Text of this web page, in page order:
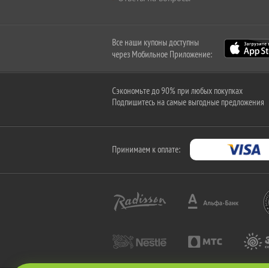
Все наши купоны доступны
через Мобильное Приложение:
Сэкономьте до 90% при любых покупках
Подпишитесь на самые выгодные предложения
Принимаем к оплате: